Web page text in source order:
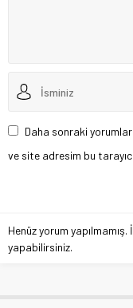
Daha sonraki
ve site adresim bu
Henüz yorum
yapabilirsiniz.